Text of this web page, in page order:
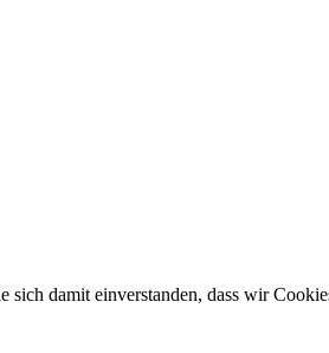
damit einverstanden, dass wir